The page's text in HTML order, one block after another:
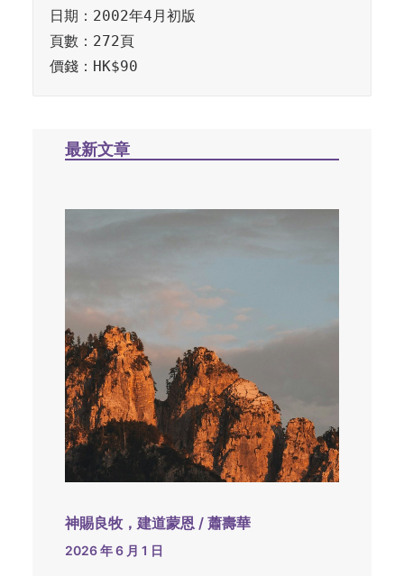
日期：2002年4月初版
頁數：272頁
最新文章
神賜良牧，建道蒙恩 / 蕭壽華
2026 年 6 月 1 日